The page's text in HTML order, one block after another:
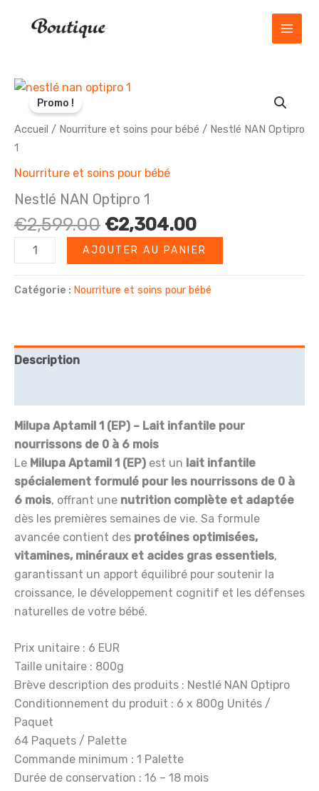
Promo !
Accueil / Nourriture et soins pour bébé / Nestlé NAN Optipro
1
Nourriture et soins pour bébé
Nestlé NAN Optipro 1
€2,599.00 Le
prix
initial
était :
€2,599.00.
€2,304.00Le
prix
actuel
est :
€2,304.00.
quantité
de
Nestlé
AJOUTER AU PANIER
Catégorie : Nourriture et soins pour bébé
Description
Milupa Aptamil 1 (EP) – Lait infantile pour
nourrissons de 0 à 6 mois
Le Milupa Aptamil 1 (EP) est un lait infantile
spécialement formulé pour les nourrissons de 0 à
6 mois, offrant une nutrition complète et adaptée
dès les premières semaines de vie. Sa formule
avancée contient des protéines optimisées,
vitamines, minéraux et acides gras essentiels,
garantissant un apport équilibré pour soutenir la
croissance, le développement cognitif et les défenses
naturelles de votre bébé.
Prix unitaire : 6 EUR
Taille unitaire : 800g
Brève description des produits : Nestlé NAN Optipro
Conditionnement du produit : 6 x 800g Unités /
Paquet
64 Paquets / Palette
Commande minimum : 1 Palette
Durée de conservation : 16 – 18 mois